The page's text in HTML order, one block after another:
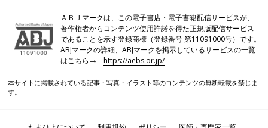
ＡＢＪマークは、この電子書店・電子書籍配信サービスが、
著作権者からコンテンツ使用許諾を得た正規版配信サービス
であることを示す登録商標（登録番号 第11091000号）です。
ABJマークの詳細、ABJマークを掲示しているサービスの一覧
はこちら→https://aebs.or.jp/
本サイトに掲載されている記事・写真・イラスト等のコンテンツの無断転載を禁じま
す。